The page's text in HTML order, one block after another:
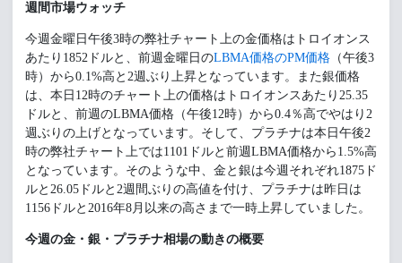
週間市場ウォッチ
今週金曜日午後3時の弊社チャート上の金価格はトロイオンス
あたり1852ドルと、前週金曜日のLBMA価格のPM価格 （午後3
時）から0.1%高と2週ぶり上昇となっています。また銀価格
は、本日12時のチャート上の価格はトロイオンスあたり25.35
ドルと、前週のLBMA価格（午後12時）から0.4％高でやはり2
週ぶりの上げとなっています。そして、プラチナは本日午後2
時の弊社チャート上では1101ドルと前週LBMA価格から1.5%高
となっています。そのような中、金と銀は今週それぞれ1875ド
ルと26.05ドルと2週間ぶりの高値を付け、プラチナは昨日は
1156ドルと2016年8月以来の高さまで一時上昇していました。
今週の金・銀・プラチナ相場の動きの概要